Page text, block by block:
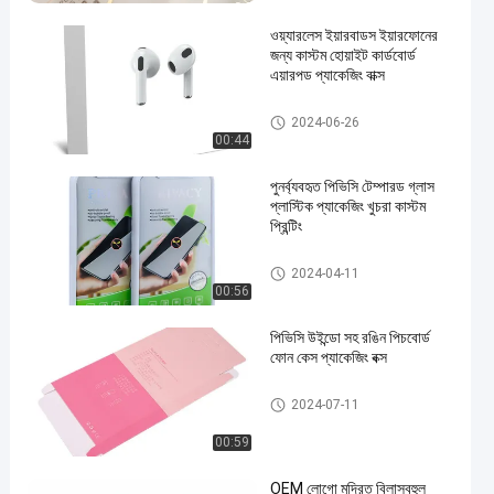
00:44
ওয়্যারলেস ইয়ারবাডস ইয়ারফোনের
জন্য কাস্টম হোয়াইট কার্ডবোর্ড
এয়ারপড প্যাকেজিং বাক্স
ইয়ারফোন প্যাকেজিং বক্স
2024-06-26
00:56
পুনর্ব্যবহৃত পিভিসি টেম্পারড গ্লাস
প্লাস্টিক প্যাকেজিং খুচরা কাস্টম
প্রিন্টিং
স্ক্রিন প্রোটেক্টর প্যাকেজিং
2024-04-11
00:59
পিভিসি উইন্ডো সহ রঙিন পিচবোর্ড
ফোন কেস প্যাকেজিং বক্স
স্ক্রিন প্রোটেক্টর প্যাকেজিং
2024-07-11
OEM লোগো মুদ্রিত বিলাসবহুল